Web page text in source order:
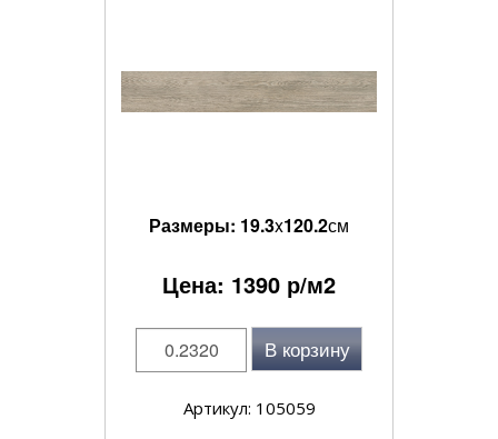
Размеры: 19.3x120.2см
Цена: 1390 р/м2
В корзину
Артикул: 105059